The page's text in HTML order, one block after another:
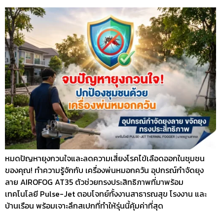
หมดปัญหายุงกวนใจและลดความเสี่ยงโรคไข้เลือดออกในชุมชน
ของคุณ! ทำความรู้จักกับ เครื่องพ่นหมอกควัน อุปกรณ์กำจัดยุง
ลาย AIROFOG AT35 ตัวช่วยทรงประสิทธิภาพที่มาพร้อม
เทคโนโลยี Pulse-Jet ตอบโจทย์ทั้งงานสาธารณสุข โรงงาน และ
บ้านเรือน พร้อมเจาะลึกสเปกที่ทำให้รุ่นนี้คุ้มค่าที่สุด